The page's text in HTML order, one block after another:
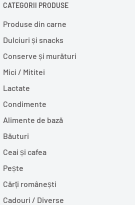
CATEGORII PRODUSE
Produse din carne
Dulciuri și snacks
Conserve și murături
Mici / Mititei
Lactate
Condimente
Alimente de bază
Băuturi
Ceai și cafea
Pește
Cărți românești
Cadouri / Diverse